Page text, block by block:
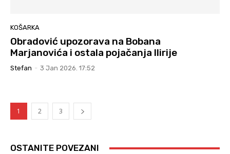
KOŠARKA
Obradović upozorava na Bobana
Marjanovića i ostala pojačanja Ilirije
Stefan - 3 Jan 2026. 17:52
1 2 3
OSTANITE POVEZANI